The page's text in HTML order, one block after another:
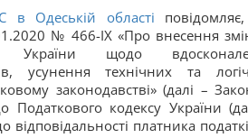
в Одеській області
№ 466-IX «Про внесення
України щодо
усунення технічних та
законодавстві» (далі –
кодексу України
платника